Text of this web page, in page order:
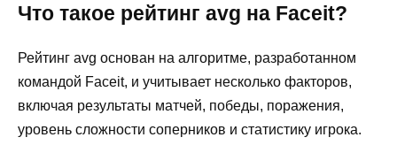
Что такое рейтинг avg на Faceit?
Рейтинг avg основан на алгоритме, разработанном
командой Faceit, и учитывает несколько факторов,
включая результаты матчей, победы, поражения,
уровень сложности соперников и статистику игрока.